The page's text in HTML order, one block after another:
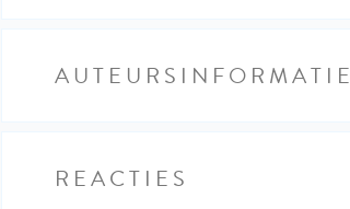
AUTEURSINFORMATIE
REACTIES